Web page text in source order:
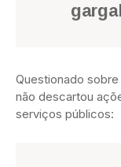
Questionado
não descartou
serviços públicos: